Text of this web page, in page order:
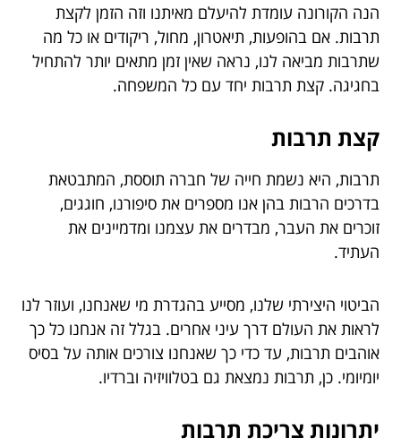
הנה הקורונה עומדת להיעלם מאיתנו וזה הזמן לקצת
תרבות. אם בהופעות, תיאטרון, מחול, ריקודים או כל מה
שתרבות מביאה לנו, נראה שאין זמן מתאים יותר להתחיל
בחגיגה. קצת תרבות יחד עם כל המשפחה.
קצת תרבות
תרבות, היא נשמת חייה של חברה תוססת, המתבטאת
בדרכים הרבות בהן אנו מספרים את סיפורנו, חוגגים,
זוכרים את העבר, מבדרים את עצמנו ומדמיינים את
העתיד.
הביטוי היצירתי שלנו, מסייע בהגדרת מי שאנחנו, ועוזר לנו
לראות את העולם דרך עיני אחרים. בגלל זה אנחנו כל כך
אוהבים תרבות, עד כדי כך שאנחנו צורכים אותה על בסיס
יומיומי. כן, תרבות נמצאת גם בטלוויזיה וברדיו.
יתרונות צריכת תרבות